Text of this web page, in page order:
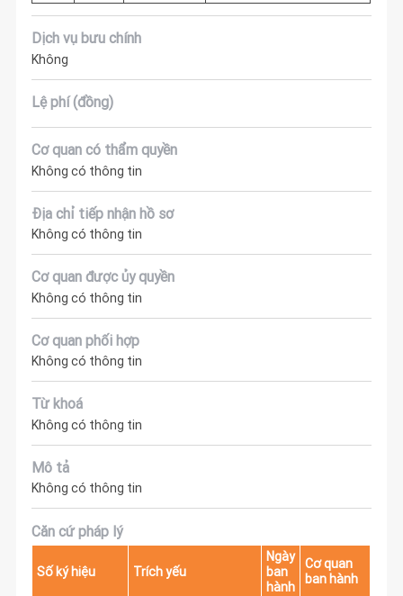
Dịch vụ bưu chính
Không
Lệ phí (đồng)
Cơ quan có thẩm quyền
Không có thông tin
Địa chỉ tiếp nhận hồ sơ
Không có thông tin
Cơ quan được ủy quyền
Không có thông tin
Cơ quan phối hợp
Không có thông tin
Từ khoá
Không có thông tin
Mô tả
Không có thông tin
Căn cứ pháp lý
Số ký hiệu Trích yếu
Ngày
ban
hành
Cơ quan
ban hành